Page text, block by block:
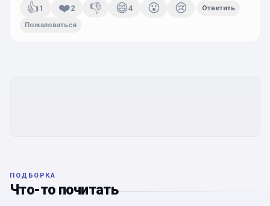
👍1 ❤️2 👎 😄4 😮 😢 Ответить
Пожаловаться
ПОДБОРКА
Что-то почитать